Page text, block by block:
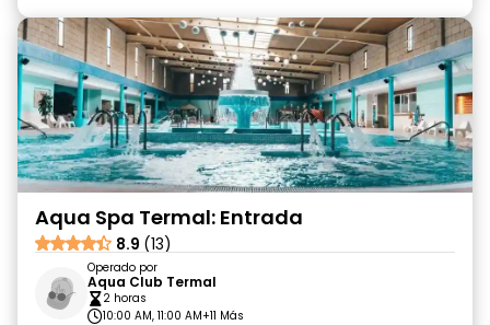
Aqua Spa Termal: Entrada
8.9 (13)
Operado por
Aqua Club Termal
2 horas
10:00 AM, 11:00 AM+11 Más